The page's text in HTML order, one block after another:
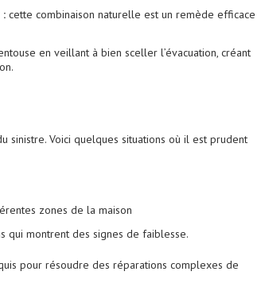
: cette combinaison naturelle est un remède efficace
en veillant à bien sceller l’évacuation, créant
sinistre. Voici quelques situations où il est prudent
zones de la maison
qui montrent des signes de faiblesse.
pour résoudre des réparations complexes de